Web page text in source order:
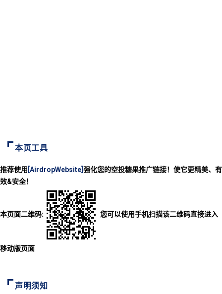
本页工具
推荐使用 [AirdropWebsite] 强化您的空投糖果推广链接！使它更精美、有
效&安全！
本页面二维码: 您可以使用手机扫描该二维码直接进入
移动版页面
声明须知